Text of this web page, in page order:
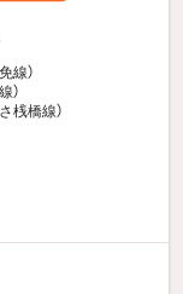
線）
）
桟橋線）